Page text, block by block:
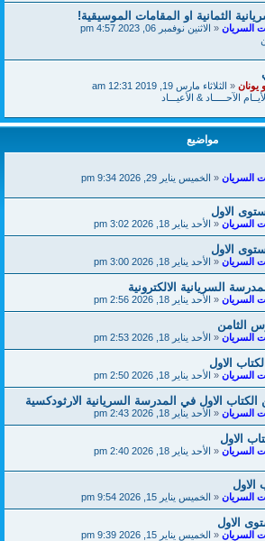
الثمانية او المقامات الموسيقية!
السريان « الاثنين نوفمبر 06, 2023 4:57 pm
يونان « الثلاثاء مارس 19, 2019 12:31 am
الآحـــــاد & الأعيـــاد
مواضيع
السريان « الخميس يناير 29, 2026 9:34 pm
الاول
السريان « الأحد يناير 18, 2026 3:02 pm
الاول
السريان « الأحد يناير 18, 2026 3:00 pm
السريانية الالكترونية
السريان « الأحد يناير 18, 2026 2:56 pm
الثامن
السريان « الأحد يناير 18, 2026 2:53 pm
الاول
السريان « الأحد يناير 18, 2026 2:50 pm
الاول في المدرسة السريانية الارثودكسية
السريان « الأحد يناير 18, 2026 2:43 pm
الاول
السريان « الأحد يناير 18, 2026 2:40 pm
الاول
السريان « الخميس يناير 15, 2026 9:54 pm
الاول
السريان « الخميس يناير 15, 2026 9:39 pm